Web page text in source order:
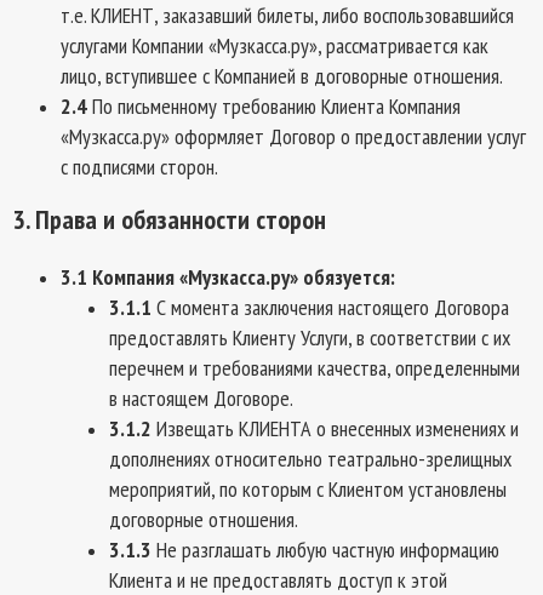
т.е. КЛИЕНТ, заказавший билеты, либо воспользовавшийся
услугами Компании «Музкасса.ру», рассматривается как
лицо, вступившее с Компанией в договорные отношения.
2.4По письменному требованию Клиента Компания
«Музкасса.ру» оформляет Договор о предоставлении услуг
с подписями сторон.
3. Права и обязанности сторон
3.1 Компания «Музкасса.ру» обязуется:
3.1.1 С момента заключения настоящего Договора
предоставлять Клиенту Услуги, в соответствии с их
перечнем и требованиями качества, определенными
в настоящем Договоре.
3.1.2 Извещать КЛИЕНТА о внесенных изменениях и
дополнениях относительно театрально-зрелищных
мероприятий, по которым с Клиентом установлены
договорные отношения.
3.1.3 Не разглашать любую частную информацию
Клиента и не предоставлять доступ к этой